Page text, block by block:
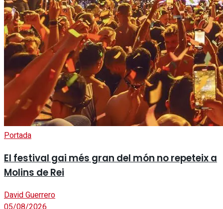
Portada
El festival gai més gran del món no repeteix a
Molins de Rei
David Guerrero